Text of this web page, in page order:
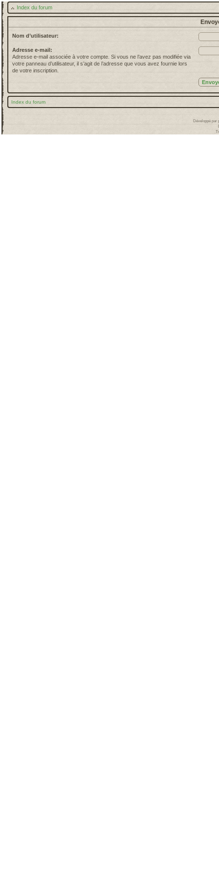
Index du forum
Nom d’utilisateur:
Adresse e-mail:
Adresse e-mail associée à votre compte. Si vous ne l’avez pas modifiée via
votre panneau d’utilisateur, il s’agit de l’adresse que vous avez fournie lors
de votre inscription.
Index du forum
Développé par